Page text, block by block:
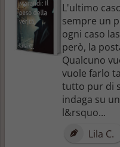
L'ultimo
sempre un
ogni caso
però, la
Qualcuno
vuole farlo
tutto pur di
indaga su
l&rsquo...
Lila C.